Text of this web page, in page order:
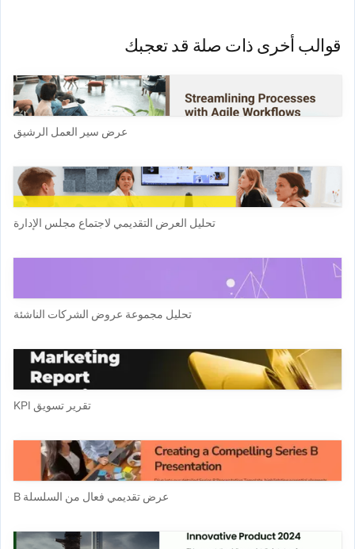
قوالب أخرى ذات صلة قد تعجبك
عرض سير العمل الرشيق
تحليل العرض التقديمي لاجتماع مجلس الإدارة
تحليل مجموعة عروض الشركات الناشئة
تقرير تسويق KPI
عرض تقديمي فعال من السلسلة B